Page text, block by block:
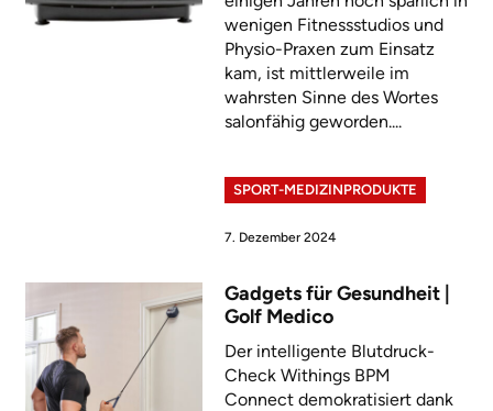
wenigen Fitnessstudios und
Physio-Praxen zum Einsatz
kam, ist mittlerweile im
wahrsten Sinne des Wortes
salonfähig geworden....
SPORT-MEDIZINPRODUKTE
7. Dezember 2024
Gadgets für Gesundheit |
Golf Medico
Der intelligente Blutdruck-
Check Withings BPM
Connect demokratisiert dank